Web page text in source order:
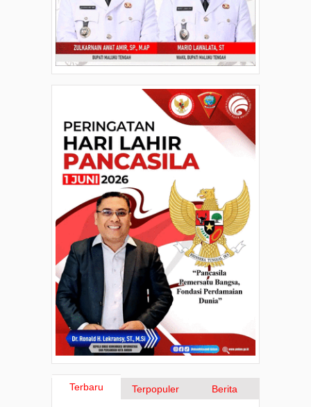
Terbaru Terpopuler Berita